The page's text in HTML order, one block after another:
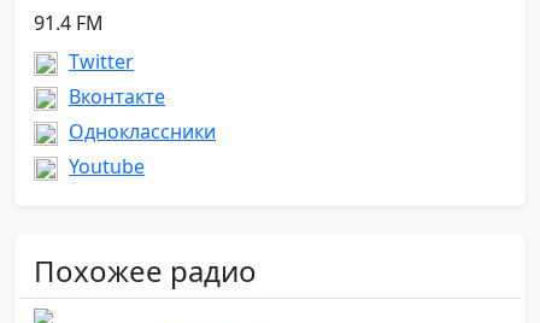
91.4 FM
Twitter
Вконтакте
Одноклассники
Youtube
Похожее радио